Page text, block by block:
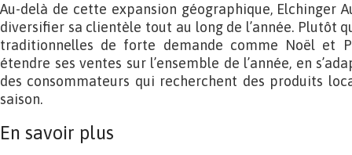
Au-delà de cette expansion géographique, Elchinger
diversifier sa clientèle tout au long de l’année. Plutôt
traditionnelles de forte demande comme Noël et
étendre ses ventes sur l’ensemble de l’année, en
des consommateurs qui recherchent des produits
saison.
En savoir plus